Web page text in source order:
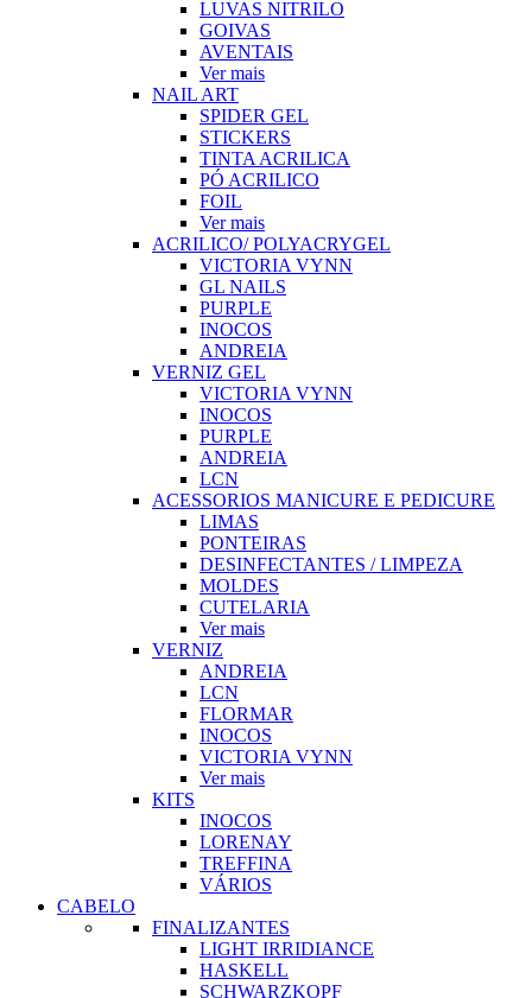
LUVAS NITRILO
GOIVAS
AVENTAIS
Ver mais
NAIL ART
SPIDER GEL
STICKERS
TINTA ACRILICA
PÓ ACRILICO
FOIL
Ver mais
ACRILICO/ POLYACRYGEL
VICTORIA VYNN
GL NAILS
PURPLE
INOCOS
ANDREIA
VERNIZ GEL
VICTORIA VYNN
INOCOS
PURPLE
ANDREIA
LCN
ACESSORIOS MANICURE E PEDICURE
LIMAS
PONTEIRAS
DESINFECTANTES / LIMPEZA
MOLDES
CUTELARIA
Ver mais
VERNIZ
ANDREIA
LCN
FLORMAR
INOCOS
VICTORIA VYNN
Ver mais
KITS
INOCOS
LORENAY
TREFFINA
VÁRIOS
CABELO
FINALIZANTES
LIGHT IRRIDIANCE
HASKELL
SCHWARZKOPF